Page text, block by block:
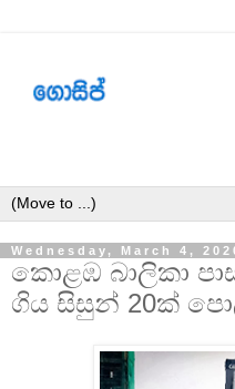
Wednesday, March 4,
කොළඹ බාලිකා
ගිය සිසුන් 20ක්